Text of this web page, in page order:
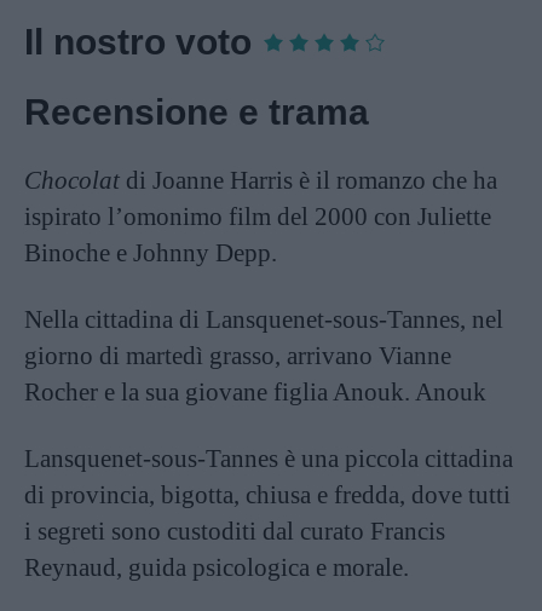
Il nostro voto
Recensione e trama
Chocolat di Joanne Harris è il romanzo che ha
ispirato l’omonimo film del 2000 con Juliette
Binoche e Johnny Depp.
Nella cittadina di Lansquenet-sous-Tannes, nel
giorno di martedì grasso, arrivano Vianne
Rocher e la sua giovane figlia Anouk. Anouk
Lansquenet-sous-Tannes è una piccola cittadina
di provincia, bigotta, chiusa e fredda, dove tutti
i segreti sono custoditi dal curato Francis
Reynaud, guida psicologica e morale.